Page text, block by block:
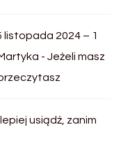
2024 – 1
- Jeżeli masz
usiądź, zanim